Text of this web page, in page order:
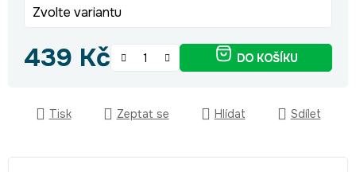
Zvolte variantu
439 Kč DO KOŠÍKU
Tisk Zeptat se Hlídat Sdílet